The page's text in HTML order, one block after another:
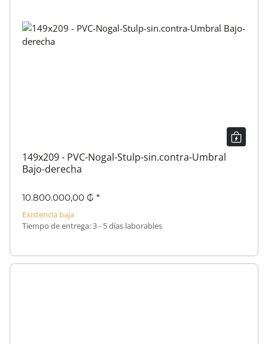
149x209 - PVC-Nogal-Stulp-sin.contra-Umbral
Bajo-derecha
10.800.000,00 ₲ *
Existencia baja
Tiempo de entrega:3 - 5 días laborables